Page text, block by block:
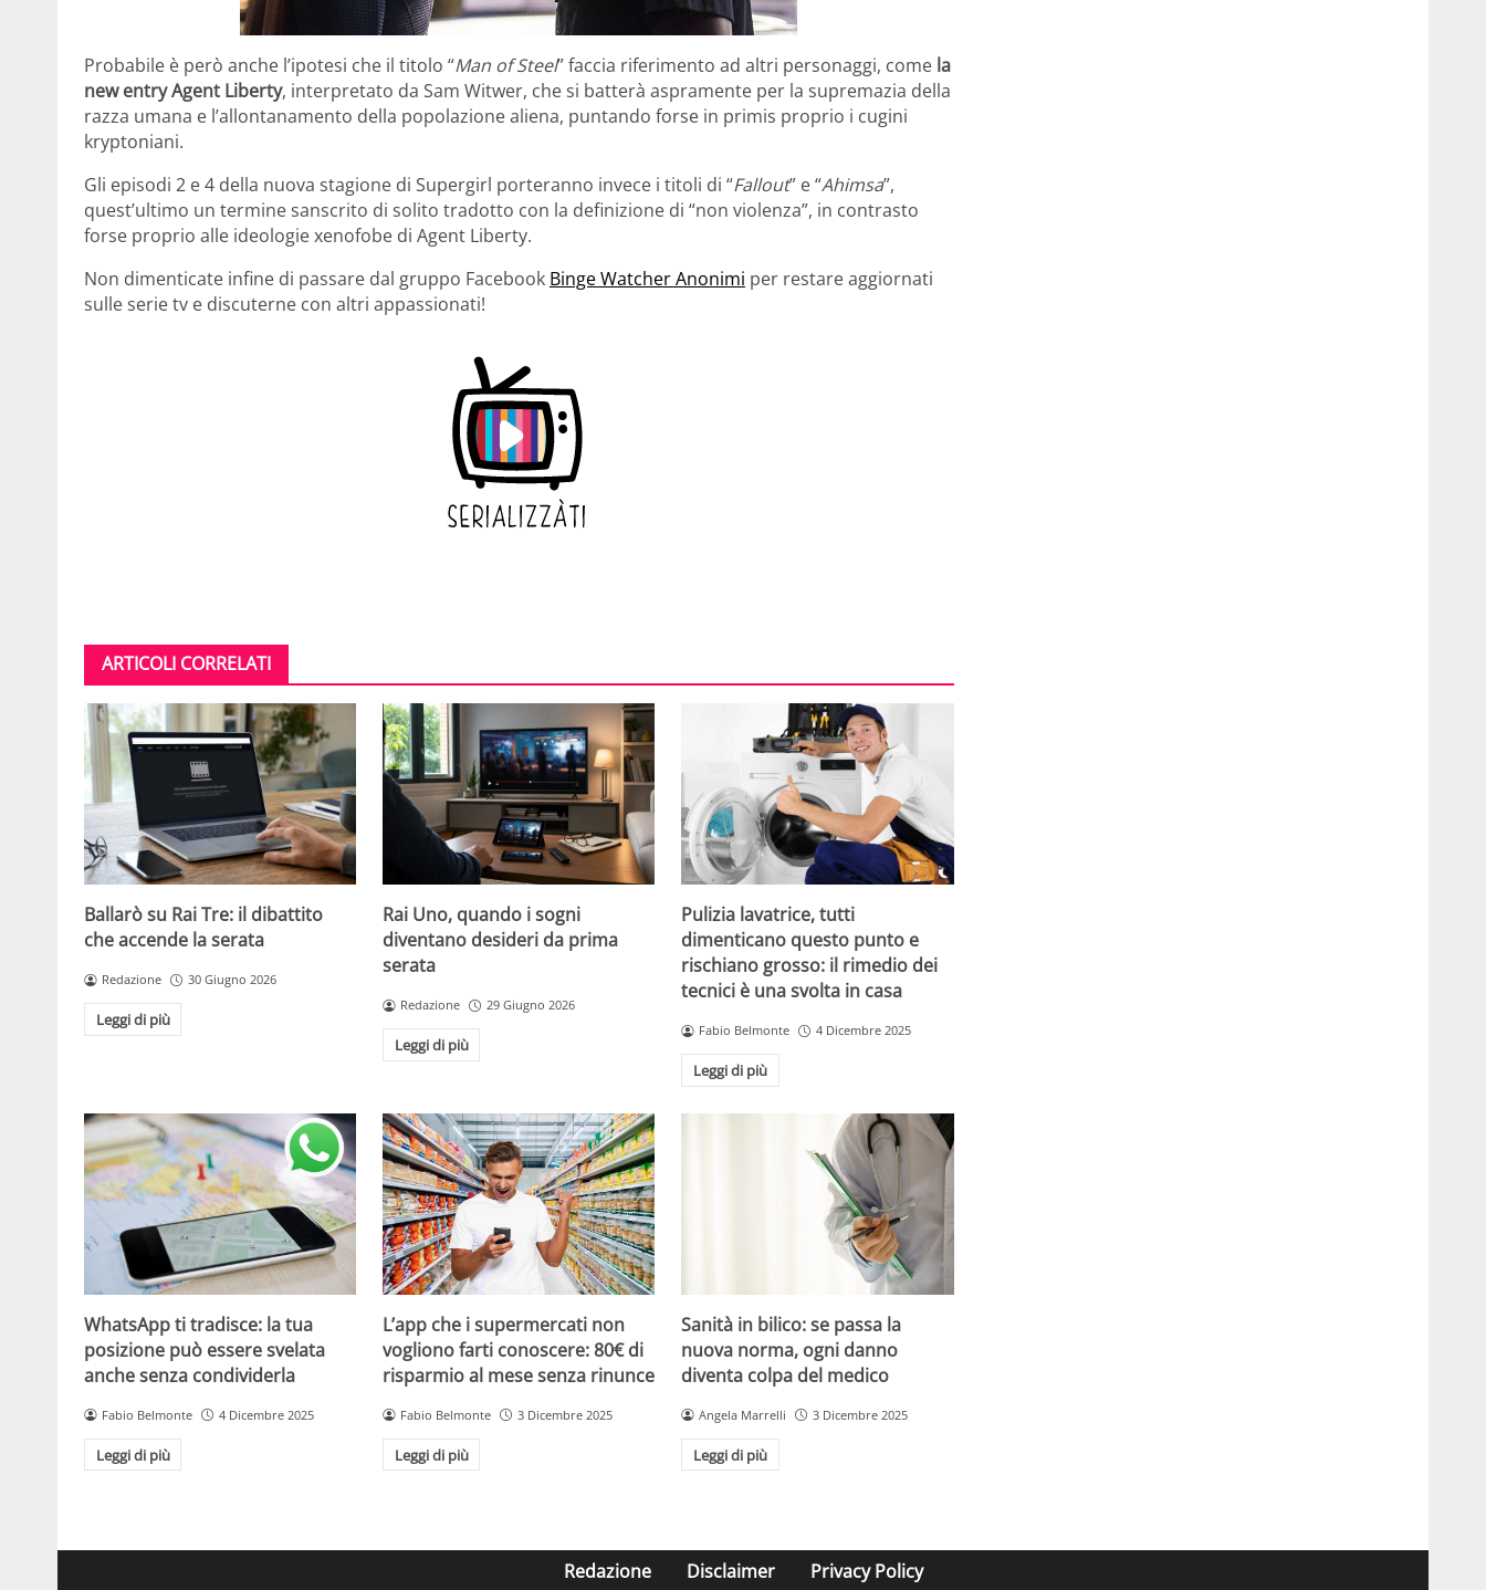
Probabile è però anche l’ipotesi che il titolo “Man of Steel” faccia riferimento ad altri personaggi, come la
new entry Agent Liberty, interpretato da Sam Witwer, che si batterà aspramente per la supremazia della
razza umana e l’allontanamento della popolazione aliena, puntando forse in primis proprio i cugini
kryptoniani.
Gli episodi 2 e 4 della nuova stagione di Supergirl porteranno invece i titoli di “Fallout” e “Ahimsa”,
quest’ultimo un termine sanscrito di solito tradotto con la definizione di “non violenza”, in contrasto
forse proprio alle ideologie xenofobe di Agent Liberty.
Non dimenticate infine di passare dal gruppo Facebook Binge Watcher Anonimi per restare aggiornati
sulle serie tv e discuterne con altri appassionati!
ARTICOLI CORRELATI
Ballarò su Rai Tre: il dibattito
che accende la serata
Redazione 30 Giugno 2026
Leggi di più
Rai Uno, quando i sogni
diventano desideri da prima
serata
Redazione 29 Giugno 2026
Leggi di più
Pulizia lavatrice, tutti
dimenticano questo punto e
rischiano grosso: il rimedio dei
tecnici è una svolta in casa
Fabio Belmonte 4 Dicembre 2025
Leggi di più
WhatsApp ti tradisce: la tua
posizione può essere svelata
anche senza condividerla
Fabio Belmonte 4 Dicembre 2025
Leggi di più
L’app che i supermercati non
vogliono farti conoscere: 80€ di
risparmio al mese senza rinunce
Fabio Belmonte 3 Dicembre 2025
Leggi di più
Sanità in bilico: se passa la
nuova norma, ogni danno
diventa colpa del medico
Angela Marrelli 3 Dicembre 2025
Leggi di più
Redazione Disclaimer Privacy Policy